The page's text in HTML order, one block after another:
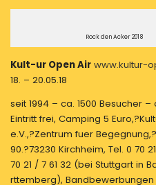
Rock den Acker 2018
Kult-ur Open Air www.kultur-
18. – 20.05.18
seit 1994 – ca. 1500 Besucher –
Eintritt frei, Camping 5
e.V.,?Zentrum fuer
90.?73230 Kirchheim, Tel. 0 70
70 21 / 7 61 32 (bei Stuttgart in
rttemberg),